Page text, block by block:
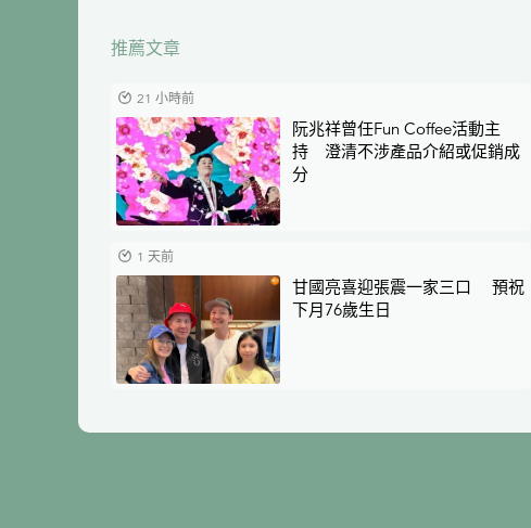
推薦文章
21 小時前
阮兆祥曾任Fun Coffee活動主
持 澄清不涉產品介紹或促銷成
分
1 天前
甘國亮喜迎張震一家三口 預祝
下月76歲生日